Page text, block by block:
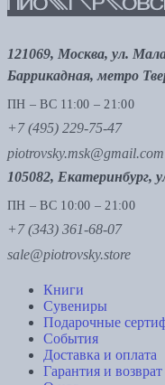
121069, Москва, ул.
Баррикадная, метро
ПН – ВС 11:00 – 21:00
+7 (495) 229-75-47
piotrovsky.msk@gmail.com
105082, Екатеринбург,
ПН – ВС 10:00 – 21:00
+7 (343) 361-68-07
sale@piotrovsky.store
Книги
Сувениры
Подарочные
События
Доставка и оплата
Гарантия и возврат